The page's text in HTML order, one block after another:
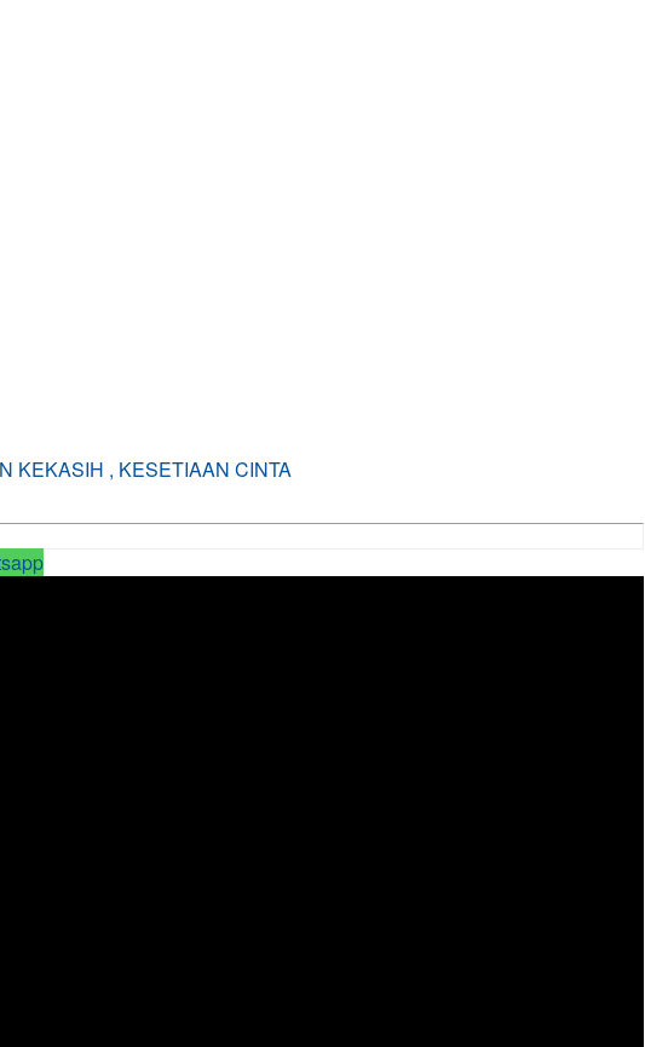
KEKASIH , KESETIAAN CINTA